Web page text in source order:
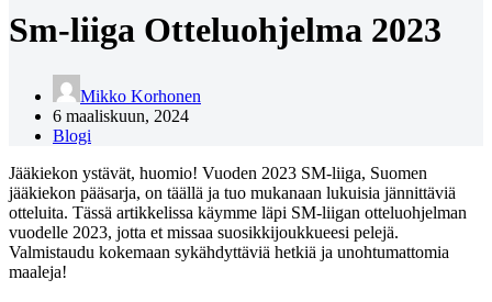
Sm-liiga Otteluohjelma 2023
Mikko Korhonen
6 maaliskuun, 2024
Blogi
Jääkiekon ystävät, huomio! Vuoden 2023 SM-liiga, Suomen
jääkiekon pääsarja, on täällä ja tuo mukanaan lukuisia jännittäviä
otteluita. Tässä artikkelissa käymme läpi SM-liigan otteluohjelman
vuodelle 2023, jotta et missaa suosikkijoukkueesi pelejä.
Valmistaudu kokemaan sykähdyttäviä hetkiä ja unohtumattomia
maaleja!